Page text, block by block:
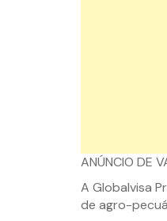
ANÚNCIO DE
A Globalvisa
de agro-